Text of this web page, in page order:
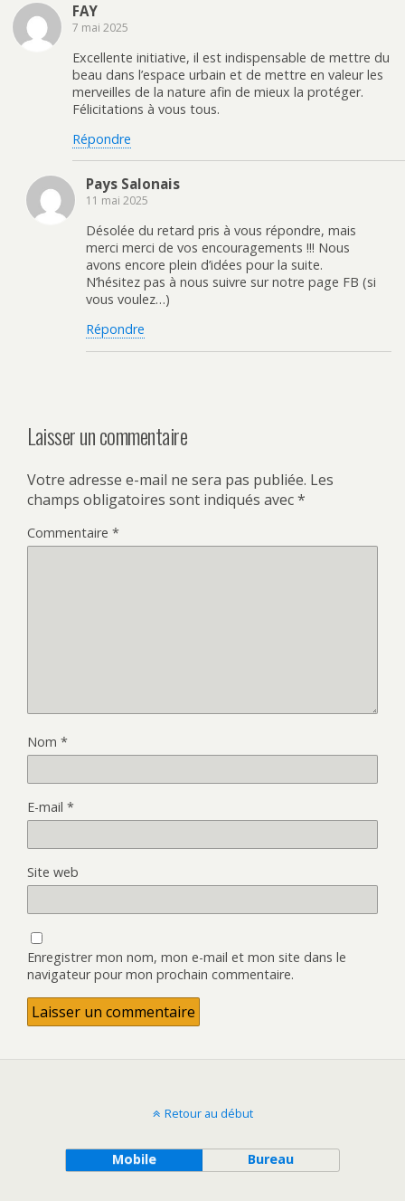
FAY
7 mai 2025
Excellente initiative, il est indispensable de mettre du
beau dans l’espace urbain et de mettre en valeur les
merveilles de la nature afin de mieux la protéger.
Félicitations à vous tous.
Répondre
Pays Salonais
11 mai 2025
Désolée du retard pris à vous répondre, mais
merci merci de vos encouragements !!! Nous
avons encore plein d’idées pour la suite.
N’hésitez pas à nous suivre sur notre page FB (si
vous voulez…)
Répondre
Laisser un commentaire
Votre adresse e-mail ne sera pas publiée. Les
champs obligatoires sont indiqués avec*
Commentaire *
Nom *
E-mail *
Site web
Enregistrer mon nom, mon e-mail et mon site dans le
navigateur pour mon prochain commentaire.
Retour au début
Mobile Bureau